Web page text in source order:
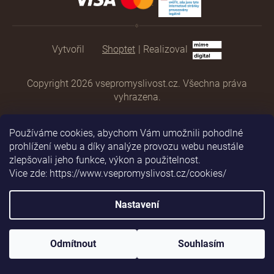
Používáme cookies, abychom Vám umožnili pohodlné
prohlížení webu a díky analýze provozu webu neustále
zlepšovali jeho funkce, výkon a použitelnost.
Vice zde: https://www.vsepromyslivost.cz/cookies/
Nastavení
Odmítnout Souhlasím
Shoptet | Realizoval
Copyright 2026 vsepromyslivost.cz . Všechna práva
vyhrazena.